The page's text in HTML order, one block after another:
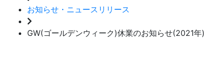
お知らせ・ニュースリリース
GW(ゴールデンウィーク)休業のお知らせ(2021年)